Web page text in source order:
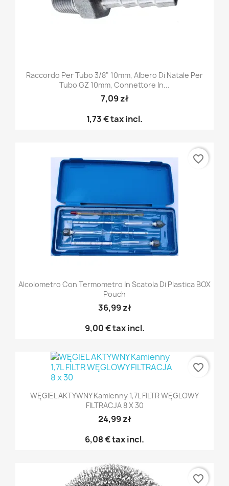
Raccordo Per Tubo 3/8" 10mm, Albero Di Natale Per
Tubo GZ 10mm, Connettore In...
7,09 zł
1,73 €tax incl.
Alcolometro Con Termometro In Scatola Di Plastica BOX
Pouch
36,99 zł
9,00 €tax incl.
favorite_border
WĘGIEL AKTYWNY Kamienny 1,7L FILTR WĘGLOWY
FILTRACJA 8 X 30
24,99 zł
6,08 €tax incl.
favorite_border
favorite_border